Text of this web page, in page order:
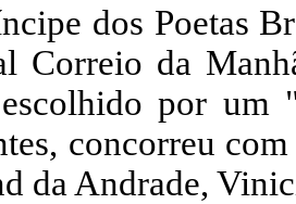
dos Poetas
Correio da
por um
concorreu
da Andrade,